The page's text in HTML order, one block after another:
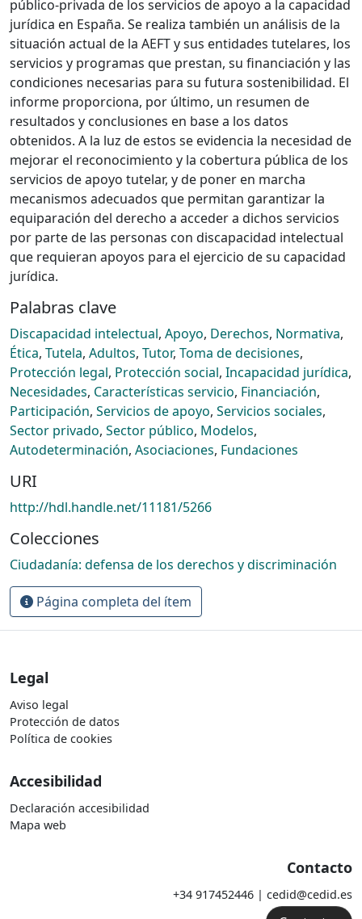
público-privada de los servicios de apoyo a la capacidad
jurídica en España. Se realiza también un análisis de la
situación actual de la AEFT y sus entidades tutelares, los
servicios y programas que prestan, su financiación y las
condiciones necesarias para su futura sostenibilidad. El
informe proporciona, por último, un resumen de
resultados y conclusiones en base a los datos
obtenidos. A la luz de estos se evidencia la necesidad de
mejorar el reconocimiento y la cobertura pública de los
servicios de apoyo tutelar, y de poner en marcha
mecanismos adecuados que permitan garantizar la
equiparación del derecho a acceder a dichos servicios
por parte de las personas con discapacidad intelectual
que requieran apoyos para el ejercicio de su capacidad
jurídica.
Palabras clave
Discapacidad intelectual, Apoyo, Derechos, Normativa,
Ética, Tutela, Adultos, Tutor, Toma de decisiones,
Protección legal, Protección social, Incapacidad jurídica,
Necesidades, Características servicio, Financiación,
Participación, Servicios de apoyo, Servicios sociales,
Sector privado, Sector público, Modelos,
Autodeterminación, Asociaciones, Fundaciones
URI
http://hdl.handle.net/11181/5266
Colecciones
Ciudadanía: defensa de los derechos y discriminación
Página completa del ítem
Legal
Aviso legal
Protección de datos
Política de cookies
Accesibilidad
Declaración accesibilidad
Mapa web
Contacto
+34 917452446 | cedid@cedid.es